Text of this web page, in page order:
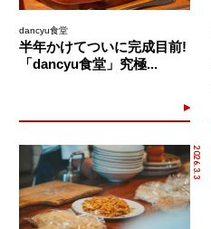
dancyu食堂
半年かけてついに完成目前!
「dancyu食堂」究極...
2026.3.3